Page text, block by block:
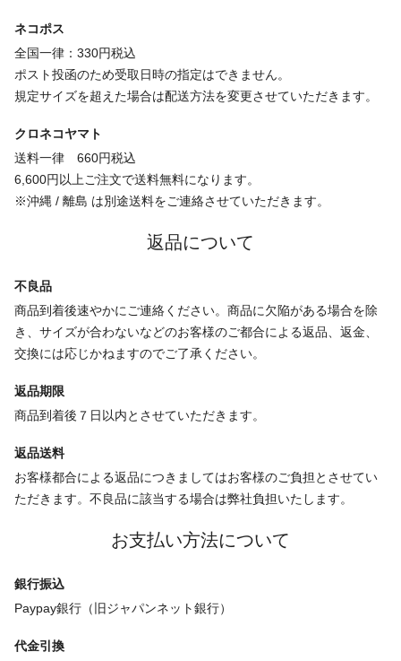
ネコポス
全国一律：330円税込
ポスト投函のため受取日時の指定はできません。
規定サイズを超えた場合は配送方法を変更させていただきます。
クロネコヤマト
送料一律 660円税込
6,600円以上ご注文で送料無料になります。
※沖縄 / 離島 は別途送料をご連絡させていただきます。
返品について
不良品
商品到着後速やかにご連絡ください。商品に欠陥がある場合を除
き、サイズが合わないなどのお客様のご都合による返品、返金、
交換には応じかねますのでご了承ください。
返品期限
商品到着後７日以内とさせていただきます。
返品送料
お客様都合による返品につきましてはお客様のご負担とさせてい
ただきます。不良品に該当する場合は弊社負担いたします。
お支払い方法について
銀行振込
Paypay銀行（旧ジャパンネット銀行）
代金引換